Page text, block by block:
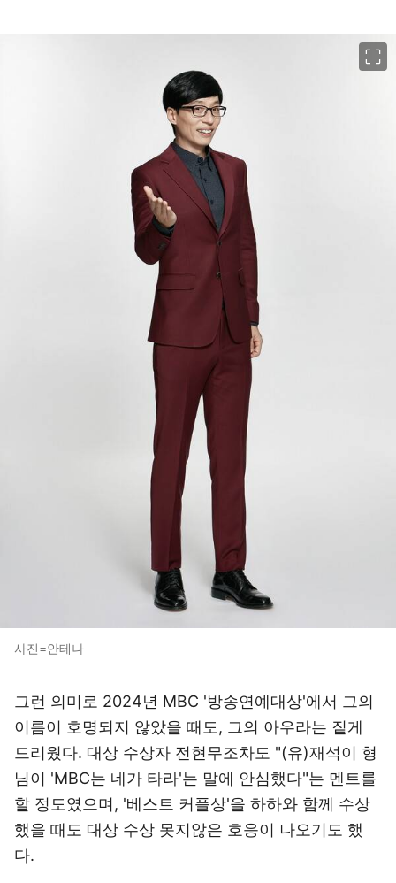
사진=안테나
그런 의미로 2024년 MBC '방송연예대상'에서 그의
이름이 호명되지 않았을 때도, 그의 아우라는 짙게
드리웠다. 대상 수상자 전현무조차도 "(유)재석이 형
님이 'MBC는 네가 타라'는 말에 안심했다"는 멘트를
할 정도였으며, '베스트 커플상'을 하하와 함께 수상
했을 때도 대상 수상 못지않은 호응이 나오기도 했
다.